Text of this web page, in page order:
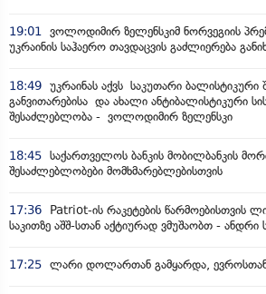
19:01
ვოლოდიმირ ზელენსკიმ ნორვეგიის
უკრაინის საჰაერო თავდაცვის გაძლიერება
18:49 უკრაინას აქვს საკუთარი ბალისტიკური
განვითარებისა და ახალი ანტიბალისტიკური
შესაძლებლობა - ვოლოდიმირ ზელენსკი
18:45 საქართველოს ბანკის მობილბანკის
შესაძლებლობები მომხმარებლებისთვის
17:36
Patriot-ის რაკეტების წარმოებისთვის
საკითზე აშშ-სთან აქტიურად ვმუშაობთ - ანდრი
17:25 ლარი დოლართან გამყარდა,